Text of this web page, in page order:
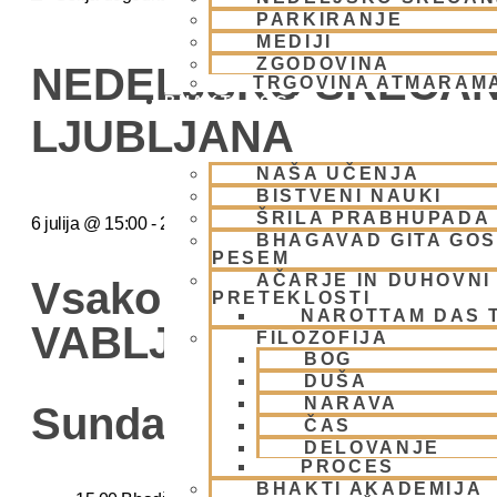
PARKIRANJE
MEDIJI
ZGODOVINA
TRGOVINA
BHAKTI JOGA
NAŠA UČENJA
BISTVENI NAUKI
ŠRILA PRABHUPADA
BHAGAVAD GITA
PESEM
AČARJE IN
PRETEKLOSTI
NAROTTAM DAS
FILOZOFIJA
BOG
DUŠA
NARAVA
ČAS
DELOVANJE
PROCES
BHAKTI AKADEMIJA
NEDELJSKO
LJUBLJANA
6 julija @ 15:00 - 20:00
Vsako Nedeljo Mini
VABLJENI (Žibertova
Sunday Feast